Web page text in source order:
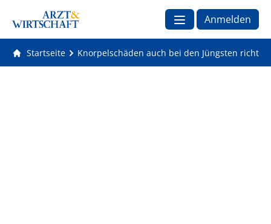
Anmelden
Startseite Knorpelschäden auch bei den Jüngsten richtig